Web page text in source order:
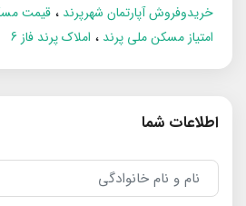
خریدوفروش آپارتمان شهرپرند
قیمت
امتیاز مسکن ملی پرند
املاک پرند فاز 6
اطلاعات شما